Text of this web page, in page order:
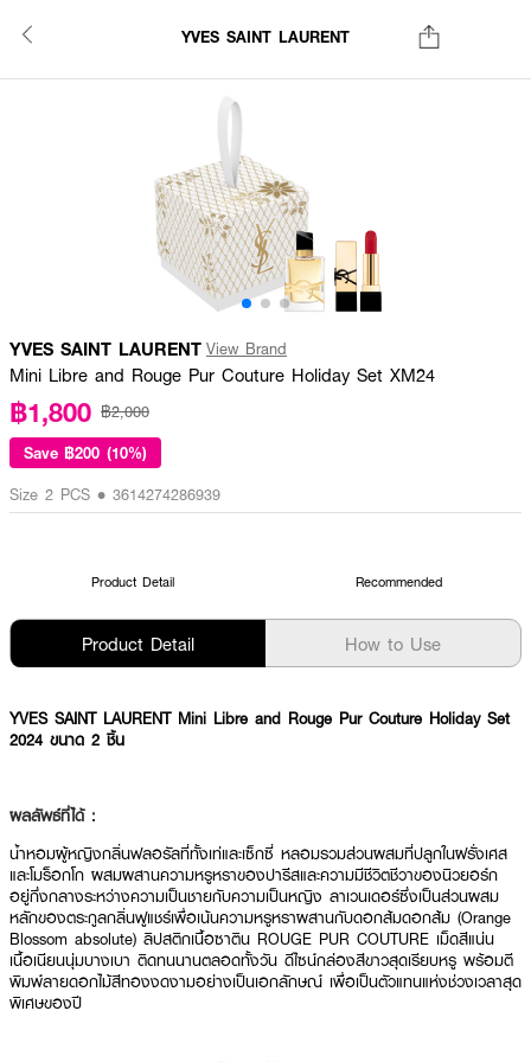
YVES SAINT LAURENT
YVES SAINT LAURENT View Brand
Mini Libre and Rouge Pur Couture Holiday Set XM24
฿1,800 ฿2,000
Save ฿200 (10%)
Size 2 PCS • 3614274286939
Product Detail Recommended
Product Detail How to Use
YVES SAINT LAURENT Mini Libre and Rouge Pur Couture Holiday Set
2024 ขนาด 2 ชิ้น
ผลลัพธ์ที่ได้ :
น้ำหอมผู้หญิงกลิ่นฟลอรัลที่ทั้งเท่และเซ็กซี่ หลอมรวมส่วนผสมที่ปลูกในฝรั่งเศส
และโมร็อกโก ผสมผสานความหรูหราของปารีสและความมีชีวิตชีวาของนิวยอร์ก
อยู่กึ่งกลางระหว่างความเป็นชายกับความเป็นหญิง ลาเวนเดอร์ซึ่งเป็นส่วนผสม
หลักของตระกูลกลิ่นฟูแชร์เพื่อเน้นความหรูหราผสานกับดอกส้มดอกส้ม (Orange
Blossom absolute) ลิปสติกเนื้อซาติน ROUGE PUR COUTURE เม็ดสีแน่น
เนื้อเนียนนุ่มบางเบา ติดทนนานตลอดทั้งวัน ดีไซน์กล่องสีขาวสุดเรียบหรู พร้อมตี
พิมพ์ลายดอกไม้สีทองงดงามอย่างเป็นเอกลักษณ์ เพื่อเป็นตัวแทนแห่งช่วงเวลาสุด
พิเศษของปี